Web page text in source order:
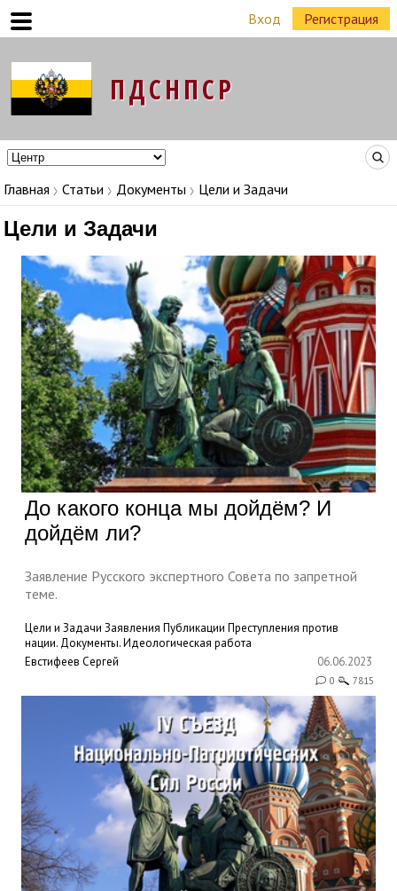
Вход Регистрация
Главная Статьи Документы Цели и Задачи
Цели и Задачи
До какого конца мы дойдём? И
дойдём ли?
Заявление Русского экспертного Совета по запретной
теме.
Цели и Задачи Заявления Публикации Преступления против
нации. Документы.Идеологическая работа
Евстифеев Сергей
06.06.2023
0 7815